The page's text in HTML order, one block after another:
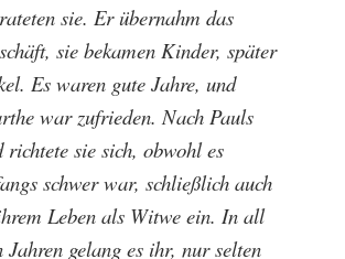
sie. Er übernahm das
sie bekamen Kinder, später
Es waren gute Jahre, und
war zufrieden. Nach Pauls
richtete sie sich, obwohl es
schwer war, schließlich auch
Leben als Witwe ein. In all
Jahren gelang es ihr, nur selten